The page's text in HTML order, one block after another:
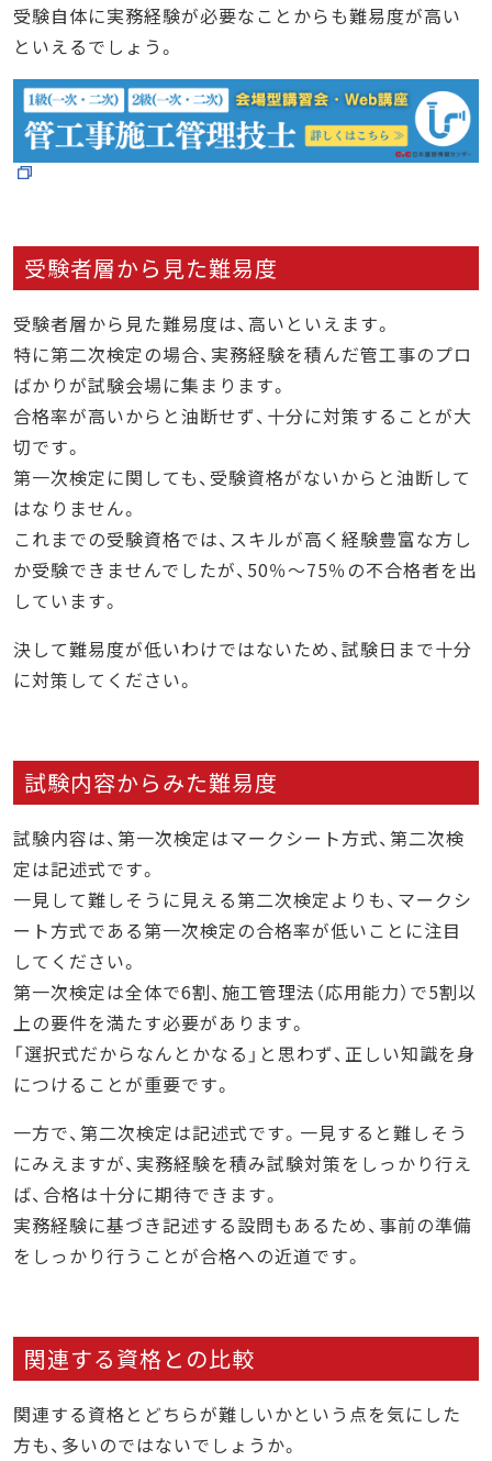
受験自体に実務経験が必要なことからも難易度が高い
といえるでしょう。
受験者層から見た難易度
受験者層から見た難易度は、高いといえます。
特に第二次検定の場合、実務経験を積んだ管工事のプロ
ばかりが試験会場に集まります。
合格率が高いからと油断せず、十分に対策することが大
切です。
第一次検定に関しても、受験資格がないからと油断して
はなりません。
これまでの受験資格では、スキルが高く経験豊富な方し
か受験できませんでしたが、50％～75％の不合格者を出
しています。
決して難易度が低いわけではないため、試験日まで十分
に対策してください。
試験内容からみた難易度
試験内容は、第一次検定はマークシート方式、第二次検
定は記述式です。
一見して難しそうに見える第二次検定よりも、マークシ
ート方式である第一次検定の合格率が低いことに注目
してください。
第一次検定は全体で6割、施工管理法（応用能力）で5割以
上の要件を満たす必要があります。
「選択式だからなんとかなる」と思わず、正しい知識を身
につけることが重要です。
一方で、第二次検定は記述式です。一見すると難しそう
にみえますが、実務経験を積み試験対策をしっかり行え
ば、合格は十分に期待できます。
実務経験に基づき記述する設問もあるため、事前の準備
をしっかり行うことが合格への近道です。
関連する資格との比較
関連する資格とどちらが難しいかという点を気にした
方も、多いのではないでしょうか。